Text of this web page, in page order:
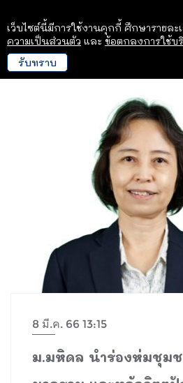
8 มี.ค. 66 13:15
ม.มหิดล นำร่องห่มชุม
เว็บไซต์นี้มีการใช้งานคุกกี้ ศึกษารายละ
ความเป็นส่วนตัว และ ข้อตกลงการใช้บ
รับทราบ